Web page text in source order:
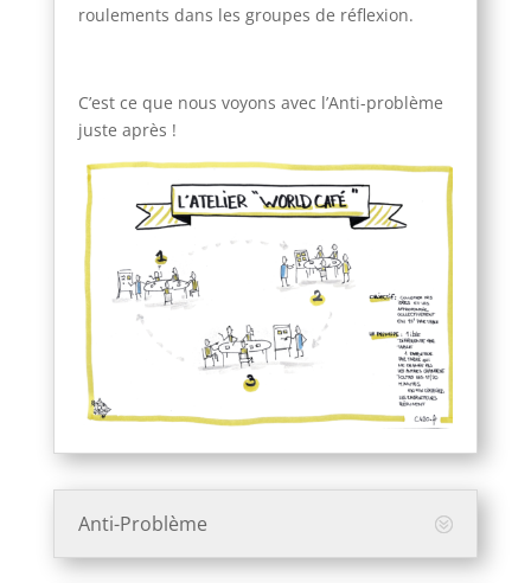
roulements dans les groupes de réflexion.
C’est ce que nous voyons avec l’Anti-problème
juste après !
Anti-Problème